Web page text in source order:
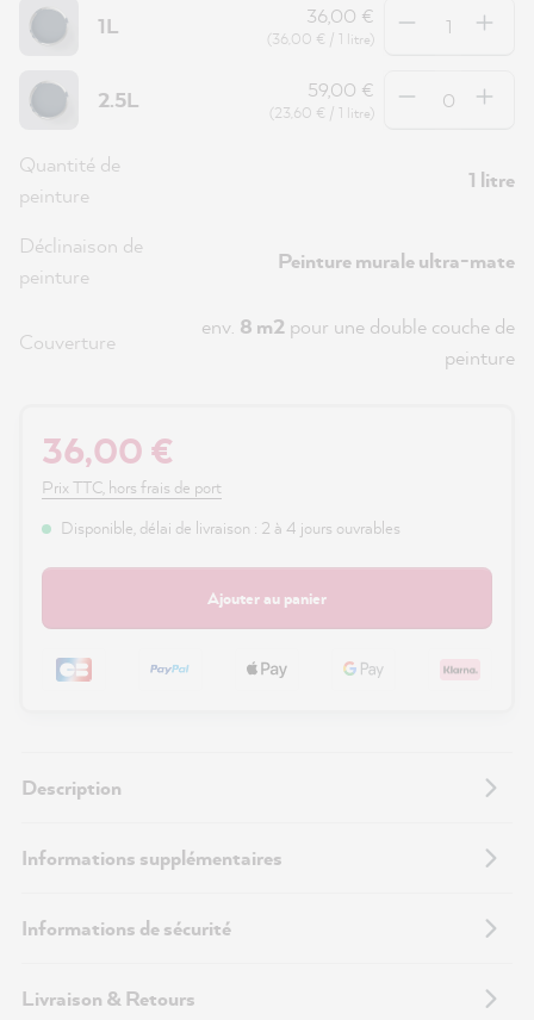
1L 36,00 €
(36,00 € / 1 litre)
2.5L 59,00 €
(23,60 € / 1 litre)
Quantité de
peinture
1 litre
Déclinaison de
peinture
Peinture murale ultra-mate
Couverture
env. 8 m2 pour une double couche de
peinture
36,00 €
Prix TTC, hors frais de port
Disponible, délai de livraison : 2 à 4 jours ouvrables
Ajouter au panier
Description
Informations supplémentaires
Informations de sécurité
Livraison & Retours